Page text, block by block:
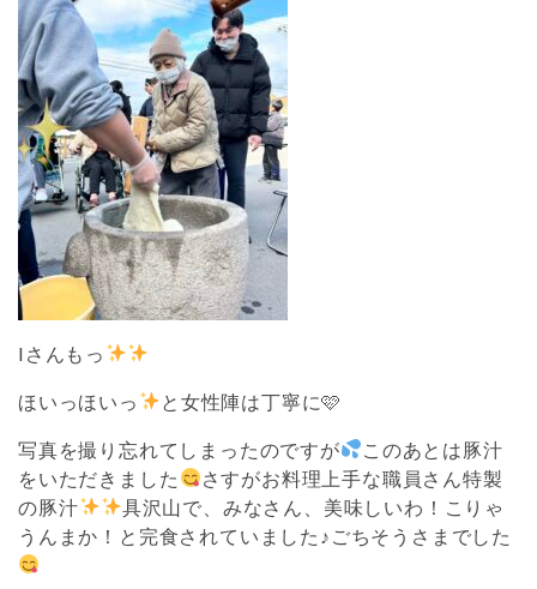
Iさんもっ
ほいっほいっ と女性陣は丁寧に🩷
写真を撮り忘れてしまったのですが
このあとは豚汁
をいただきました
さすがお料理上手な職員さん特製
の豚汁
具沢山で、みなさん、美味しいわ！こりゃ
うんまか！と完食されていました♪ごちそうさまでした